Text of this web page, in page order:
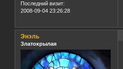
Последний визит:
2008-09-04 23:26:28
Энэль
Златокрылая